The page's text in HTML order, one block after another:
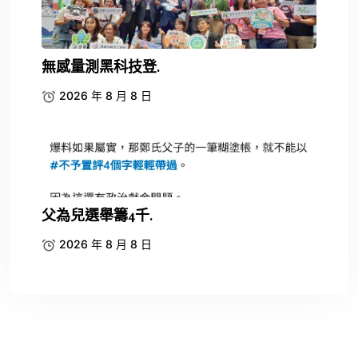
無感量測黑科技登.
2026 年 8 月 8 日
父為兒選舉籌4千.
2026 年 8 月 8 日